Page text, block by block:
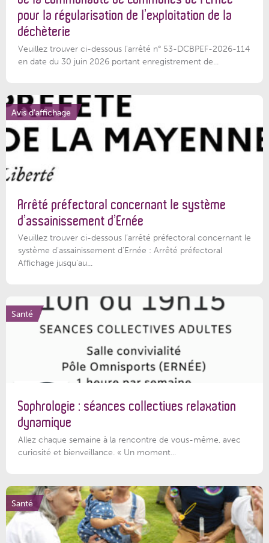
pour la régularisation de l’exploitation de la
déchèterie
Veuillez trouver ci-dessous l'arrêté n° 53-DCBPEF-2026-114
en date du 30 juin 2026 portant enregistrement de...
Avis d'affichage
Arrêté préfectoral concernant le système
d’assainissement d’Ernée
Veuillez trouver ci-dessous l’arrêté préfectoral concernant le
système d'assainissement d'Ernée : Arrêté préfectoral
Affichage jusqu'au...
Santé
Sophrologie : séances collectives relaxation
dynamique
Allez chaque semaine à la rencontre de vous-même, avec
curiosité et bienveillance. « Un moment...
Santé